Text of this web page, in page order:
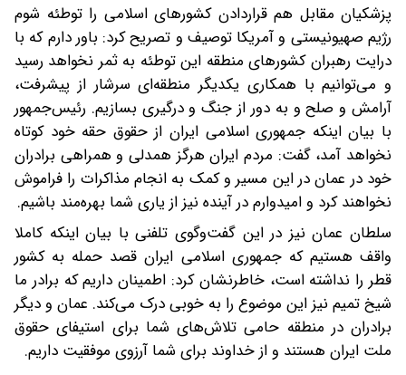
پزشکیان مقابل هم قراردادن کشورهای اسلامی را توطئه شوم
رژیم صهیونیستی و آمریکا توصیف و تصریح کرد: باور دارم که با
درایت رهبران کشورهای منطقه این توطئه به ثمر نخواهد رسید
و می‌توانیم با همکاری یکدیگر منطقه‌ای سرشار از پیشرفت،
آرامش و صلح و به دور از جنگ و درگیری بسازیم. رئیس‌جمهور
با بیان اینکه جمهوری اسلامی ایران از حقوق حقه خود کوتاه
نخواهد آمد، گفت: مردم ایران هرگز همدلی و همراهی برادران
خود در عمان در این مسیر و کمک به انجام مذاکرات را فراموش
نخواهند کرد و امیدوارم در آینده نیز از یاری شما بهره‌مند باشیم.
سلطان عمان نیز در این گفت‌وگوی تلفنی با بیان اینکه کاملا
واقف هستیم که جمهوری اسلامی ایران قصد حمله به کشور
قطر را نداشته است، خاطرنشان کرد: اطمینان داریم که برادر ما
شیخ تمیم نیز این موضوع را به خوبی درک می‌کند. عمان و دیگر
برادران در منطقه حامی تلاش‌های شما برای استیفای حقوق
ملت ایران هستند و از خداوند برای شما آرزوی موفقیت داریم.